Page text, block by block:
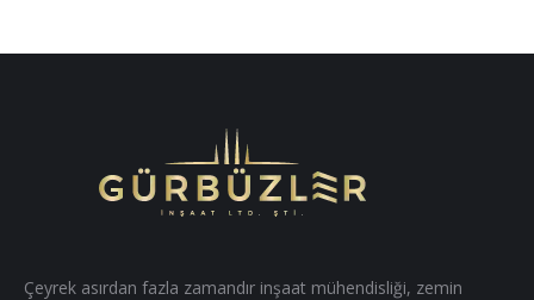
Çeyrek asırdan fazla zamandır inşaat mühendisliği, zemin